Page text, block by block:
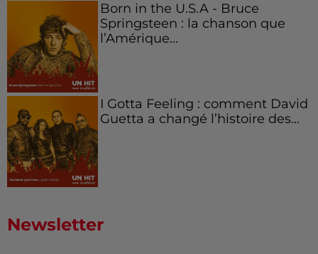
Born in the U.S.A - Bruce
Springsteen : la chanson que
l’Amérique...
I Gotta Feeling : comment David
Guetta a changé l’histoire des...
Newsletter